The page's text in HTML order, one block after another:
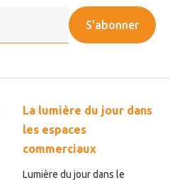
S'abonner
La lumière du jour dans
les espaces
commerciaux
Lumière du jour dans le